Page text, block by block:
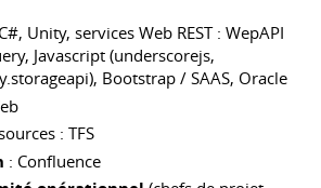
Unity, services Web REST : WepAPI
Javascript (underscorejs,
Bootstrap / SAAS, Oracle
: TFS
: Confluence